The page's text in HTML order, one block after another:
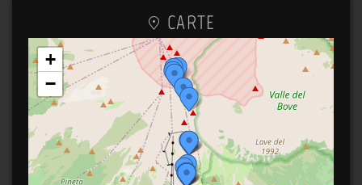
CARTE
+
−